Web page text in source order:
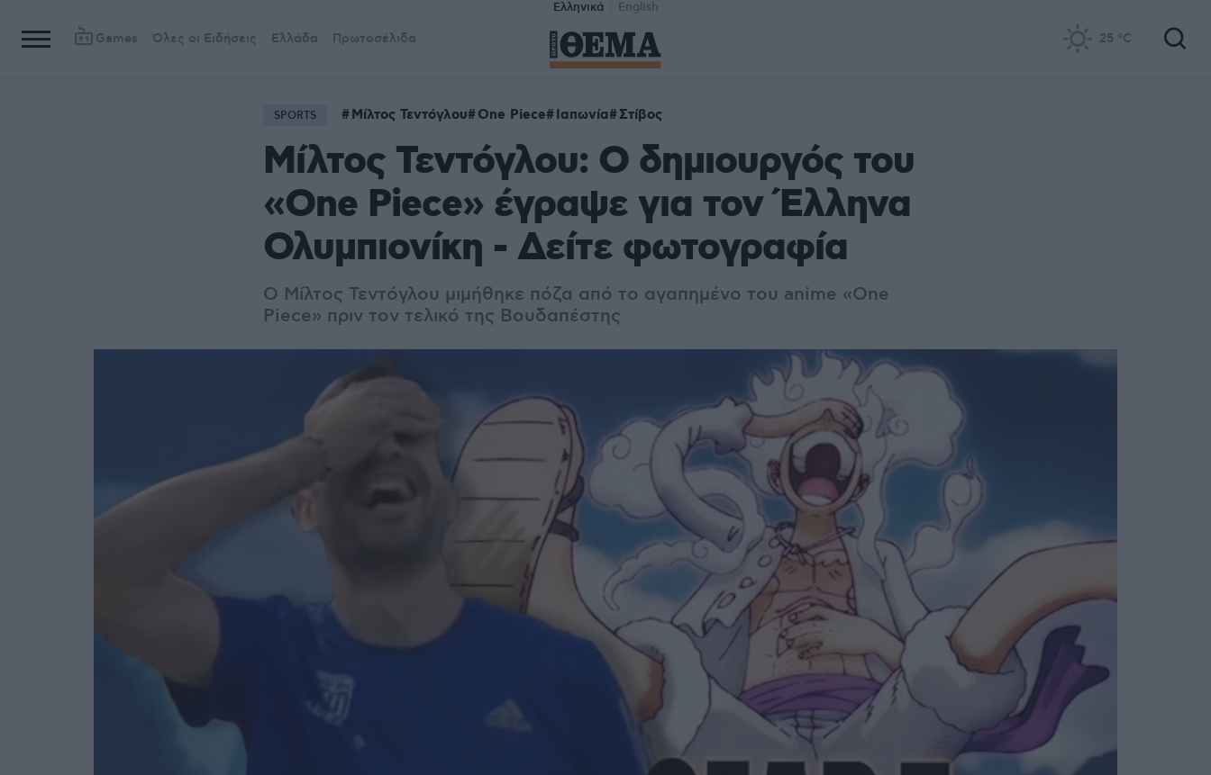
Ελληνικά English
Games Όλες οι Ειδήσεις Ελλάδα Πρωτοσέλιδα 25 °C
SPORTS Μίλτος Τεντόγλου One Piece Ιαπωνία Στίβος
Μίλτος Τεντόγλου: Ο δημιουργός του
«One Piece» έγραψε για τον Έλληνα
Ολυμπιονίκη - Δείτε φωτογραφία
Ο Μίλτος Τεντόγλου μιμήθηκε πόζα από το αγαπημένο του anime «One
Piece» πριν τον τελικό της Βουδαπέστης